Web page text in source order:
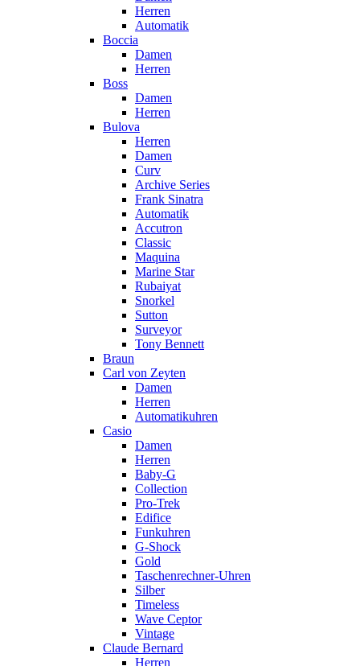
Herren
Automatik
Boccia
Damen
Herren
Boss
Damen
Herren
Bulova
Herren
Damen
Curv
Archive Series
Frank Sinatra
Automatik
Accutron
Classic
Maquina
Marine Star
Rubaiyat
Snorkel
Sutton
Surveyor
Tony Bennett
Braun
Carl von Zeyten
Damen
Herren
Automatikuhren
Casio
Damen
Herren
Baby-G
Collection
Pro-Trek
Edifice
Funkuhren
G-Shock
Gold
Taschenrechner-Uhren
Silber
Timeless
Wave Ceptor
Vintage
Claude Bernard
Herren